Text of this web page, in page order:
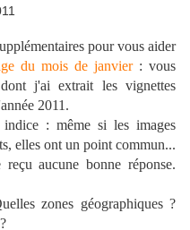
pour vous aider
du mois de janvier: vous
j'ai extrait les vignettes
2011.
: même si les images
elles ont un point commun...
aucune bonne réponse.
zones géographiques ?